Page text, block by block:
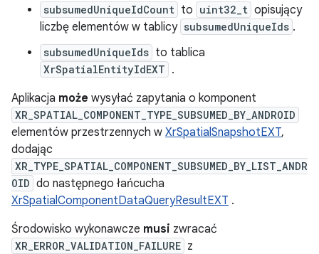
subsumedUniqueIdCount to uint32_t opisujący
liczbę elementów w tablicy subsumedUniqueIds .
subsumedUniqueIds to tablica
XrSpatialEntityIdEXT .
Aplikacja może wysyłać zapytania o komponent
XR_SPATIAL_COMPONENT_TYPE_SUBSUMED_BY_ANDROID
elementów przestrzennych w XrSpatialSnapshotEXT,
dodając
XR_TYPE_SPATIAL_COMPONENT_SUBSUMED_BY_LIST_ANDR
OID do następnego łańcucha
XrSpatialComponentDataQueryResultEXT .
Środowisko wykonawcze musi zwracać
XR_ERROR_VALIDATION_FAILURE z